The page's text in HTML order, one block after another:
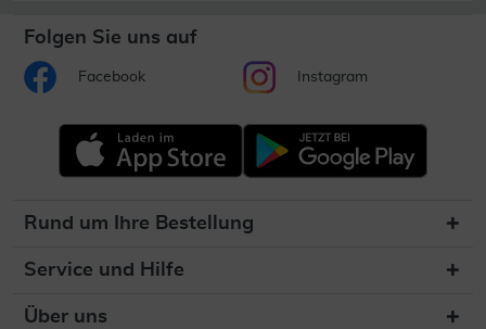
Folgen Sie uns auf
Facebook Instagram
Rund um Ihre Bestellung
Service und Hilfe
Über uns